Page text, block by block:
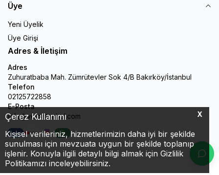
X
Çerez Kullanımı
Kişisel verileriniz, hizmetlerimizin daha iyi bir şekilde
sunulması için mevzuata uygun bir şekilde toplanıp
işlenir. Konuyla ilgili detaylı bilgi almak için Gizlilik
Politikamızı inceleyebilirsiniz.
Üye
Yeni Üyelik
Üye Girişi
Adres & İletişim
Adres
Zuhuratbaba Mah. Zümrütevler Sok 4/B Bakırköy/İstanbul
Telefon
02125722858
E-Posta
info@veloistanbul.com
Facebook
YoutubeInstagramWhatsApp